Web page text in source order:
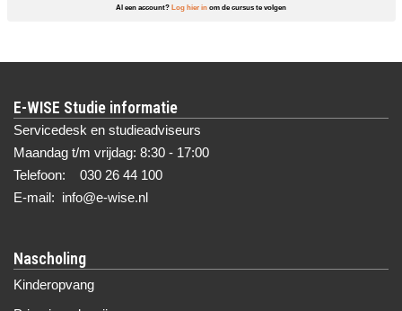
Al een account? Log hier in om de cursus te volgen
E-WISE Studie informatie
Servicedesk en studieadviseurs
Maandag t/m vrijdag: 8:30 - 17:00
Telefoon: 030 26 44 100
E-mail: info@e-wise.nl
Nascholing
Kinderopvang